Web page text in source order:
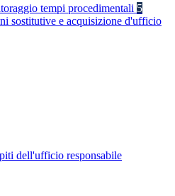
tempi procedimentali 5
sostitutive e acquisizione d'ufficio
dell'ufficio responsabile